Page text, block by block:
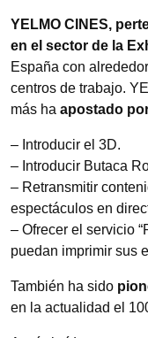
YELMO CINES,
en el sector de la
España con
centros de trabajo.
más ha apostado
– Introducir el 3D.
– Introducir Butaca
– Retransmitir
espectáculos en
– Ofrecer el servicio
puedan imprimir sus
También ha sido
en la actualidad el